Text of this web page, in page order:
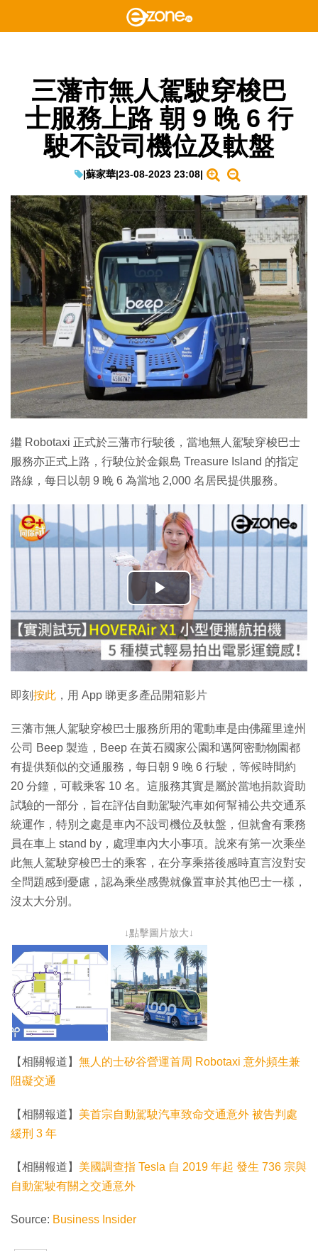
三藩市無人駕駛穿梭巴
士服務上路 朝 9 晚 6 行
駛不設司機位及軚盤
|蘇家華|23-08-2023 23:08|
繼 Robotaxi 正式於三藩市行駛後，當地無人駕駛穿梭巴士
服務亦正式上路，行駛位於金銀島 Treasure Island 的指定
路線，每日以朝 9 晚 6 為當地 2,000 名居民提供服務。
播
放
影
片
即刻 按此 ，用 App 睇更多產品開箱影片
三藩市無人駕駛穿梭巴士服務所用的電動車是由佛羅里達州
公司 Beep 製造，Beep 在黃石國家公園和邁阿密動物園都
有提供類似的交通服務，每日朝 9 晚 6 行駛，等候時間約
20 分鐘，可載乘客 10 名。這服務其實是屬於當地捐款資助
試驗的一部分，旨在評估自動駕駛汽車如何幫補公共交通系
統運作，特別之處是車內不設司機位及軚盤，但就會有乘務
員在車上 stand by，處理車內大小事項。說來有第一次乘坐
此無人駕駛穿梭巴士的乘客，在分享乘搭後感時直言沒對安
全問題感到憂慮，認為乘坐感覺就像置車於其他巴士一樣，
沒太大分別。
↓點擊圖片放大↓
【相關報道】 無人的士矽谷營運首周 Robotaxi 意外頻生兼
阻礙交通
【相關報道】 美首宗自動駕駛汽車致命交通意外 被告判處
緩刑 3 年
【相關報道】 美國調查指 Tesla 自 2019 年起 發生 736 宗與
自動駕駛有關之交通意外
Source: Business Insider